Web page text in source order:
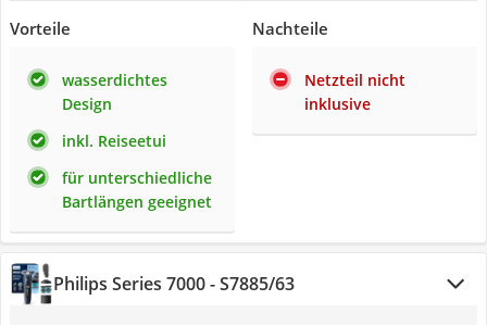
Vorteile
wasserdichtes
Design
inkl. Reiseetui
für unterschiedliche
Bartlängen geeignet
Nachteile
Netzteil nicht
inklusive
Philips Series 7000 - S7885/63